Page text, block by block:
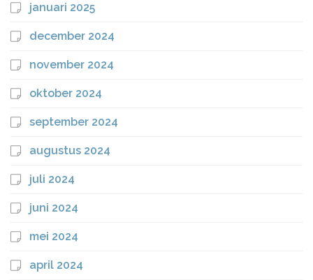
januari 2025
december 2024
november 2024
oktober 2024
september 2024
augustus 2024
juli 2024
juni 2024
mei 2024
april 2024